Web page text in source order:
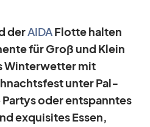
derAIDAFlotte hal­ten
für Groß und Klein
Win­ter­wet­ter mit
un­ter Pal­
oder ent­spann­tes
ex­qui­si­tes Es­sen,